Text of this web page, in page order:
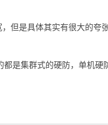
但是具体其实有很大的夸
是集群式的硬防，单机硬